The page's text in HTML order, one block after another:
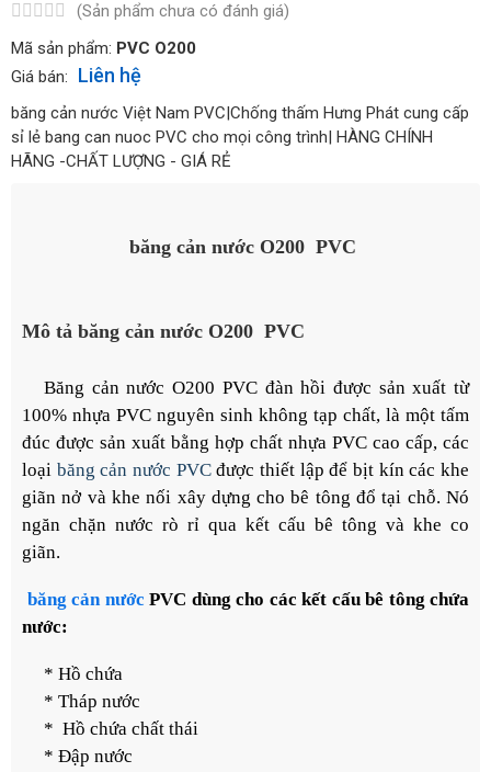
(Sản phẩm chưa có đánh giá)
Mã sản phẩm: PVC O200
Giá bán:
Liên hệ
băng cản nước Việt Nam PVC|Chống thấm Hưng Phát cung cấp
sỉ lẻ bang can nuoc PVC cho mọi công trình| HÀNG CHÍNH
HÃNG -CHẤT LƯỢNG - GIÁ RẺ
băng cản nước O200 PVC
Mô tả băng cản nước O200 PVC
Băng cản nước O200 PVC đàn hồi được sản xuất từ
100% nhựa PVC nguyên sinh không tạp chất, là một tấm
đúc được sản xuất bằng hợp chất nhựa PVC cao cấp, các
loại băng cản nước PVCđược thiết lập để bịt kín các khe
giãn nở và khe nối xây dựng cho bê tông đổ tại chỗ. Nó
ngăn chặn nước rò rỉ qua kết cấu bê tông và khe co
giãn.
băng cản nước PVC dùng cho các kết cấu bê tông chứa
nước:
* Hồ chứa
* Tháp nước
* Hồ chứa chất thái
* Đập nước